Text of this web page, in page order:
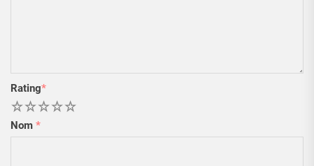
Rating*
5
4
3
2
Nom *